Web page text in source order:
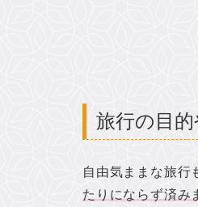
旅行の目
自由気ままな旅行
たりにならず済み